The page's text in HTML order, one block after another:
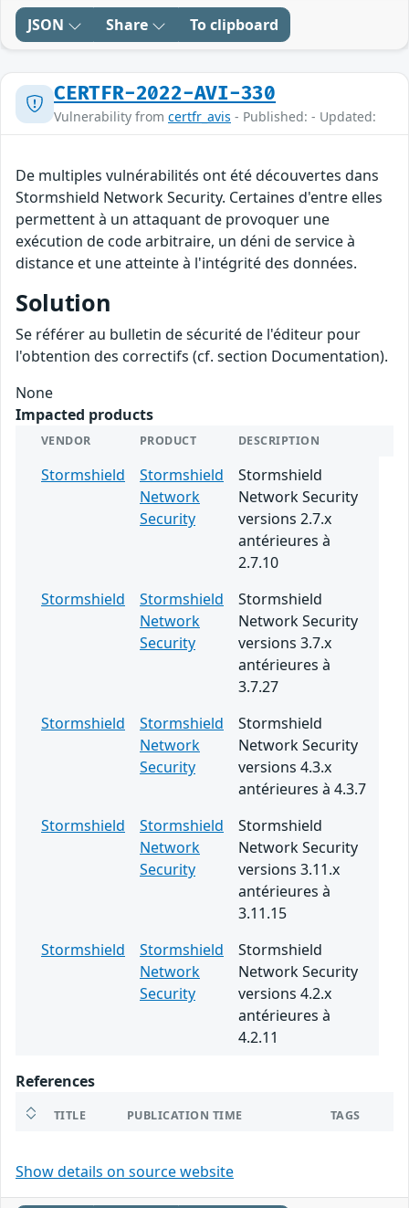
JSON Share To clipboard
CERTFR-2022-AVI-330
Vulnerability from certfr_avis - Published: - Updated:
De multiples vulnérabilités ont été découvertes dans
Stormshield Network Security. Certaines d'entre elles
permettent à un attaquant de provoquer une
exécution de code arbitraire, un déni de service à
distance et une atteinte à l'intégrité des données.
Solution
Se référer au bulletin de sécurité de l'éditeur pour
l'obtention des correctifs (cf. section Documentation).
None
Impacted products
VENDOR PRODUCT DESCRIPTION
Stormshield
Stormshield
Network
Security
Stormshield
Network Security
versions 2.7.x
antérieures à
2.7.10
Stormshield
Stormshield
Network
Security
Stormshield
Network Security
versions 3.7.x
antérieures à
3.7.27
Stormshield
Stormshield
Network
Security
Stormshield
Network Security
versions 4.3.x
antérieures à 4.3.7
Stormshield
Stormshield
Network
Security
Stormshield
Network Security
versions 3.11.x
antérieures à
3.11.15
Stormshield
Stormshield
Network
Security
Stormshield
Network Security
versions 4.2.x
antérieures à
4.2.11
References
TITLE PUBLICATION TIME TAGS
Show details on source website